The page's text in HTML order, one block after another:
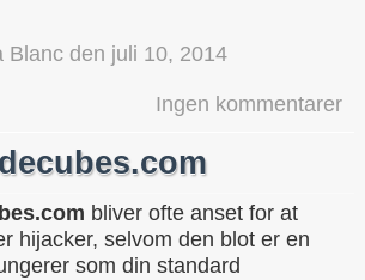
Blanc den juli 10, 2014
Ingen kommentarer
bliver ofte anset for at
hijacker, selvom den blot er en
som din standard